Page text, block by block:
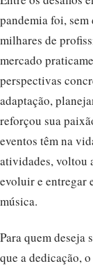
pandemia foi,
milhares de
mercado
perspectivas
adaptação,
reforçou sua
eventos têm na
atividades, voltou
evoluir e entregar
música.
Para quem deseja
que a dedicação,